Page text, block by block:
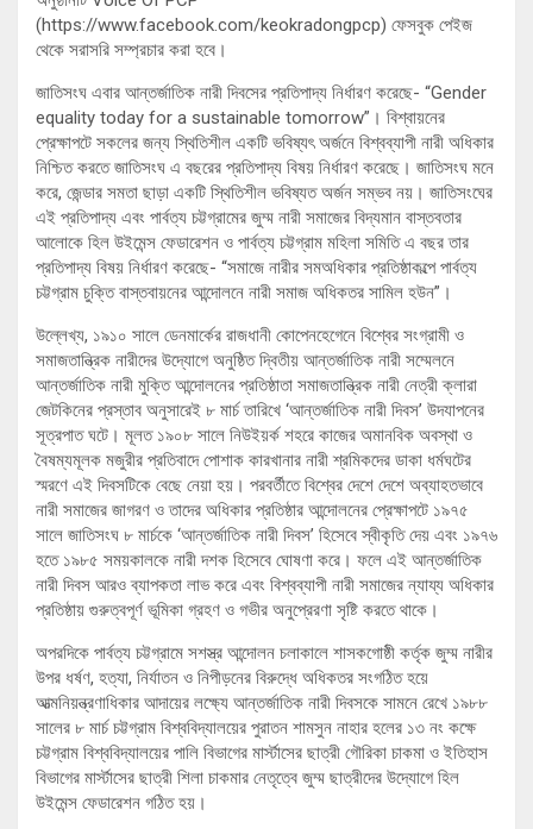
(https://www.facebook.com/keokradongpcp) ফেসবুক পেইজ
থেকে সরাসরি সম্প্রচার করা হবে।
জাতিসংঘ এবার আন্তর্জাতিক নারী দিবসের প্রতিপাদ্য নির্ধারণ করেছে- “Gender
equality today for a sustainable tomorrow”। বিশ্বায়নের
প্রেক্ষাপটে সকলের জন্য স্থিতিশীল একটি ভবিষ্যৎ অর্জনে বিশ্বব্যাপী নারী অধিকার
নিশ্চিত করতে জাতিসংঘ এ বছরের প্রতিপাদ্য বিষয় নির্ধারণ করেছে। জাতিসংঘ মনে
করে, জেন্ডার সমতা ছাড়া একটি স্থিতিশীল ভবিষ্যত অর্জন সম্ভব নয়। জাতিসংঘের
এই প্রতিপাদ্য এবং পার্বত্য চট্টগ্রামের জুম্ম নারী সমাজের বিদ্যমান বাস্তবতার
আলোকে হিল উইমেন্স ফেডারেশন ও পার্বত্য চট্টগ্রাম মহিলা সমিতি এ বছর তার
প্রতিপাদ্য বিষয় নির্ধারণ করেছে- “সমাজে নারীর সমঅধিকার প্রতিষ্ঠাকল্পে পার্বত্য
চট্টগ্রাম চুক্তি বাস্তবায়নের আন্দোলনে নারী সমাজ অধিকতর সামিল হউন”।
উল্লেখ্য, ১৯১০ সালে ডেনমার্কের রাজধানী কোপেনহেগেনে বিশ্বের সংগ্রামী ও
সমাজতান্ত্রিক নারীদের উদ্যোগে অনুষ্ঠিত দ্বিতীয় আন্তর্জাতিক নারী সম্মেলনে
আন্তর্জাতিক নারী মুক্তি আন্দোলনের প্রতিষ্ঠাতা সমাজতান্ত্রিক নারী নেত্রী ক্লারা
জেটকিনের প্রস্তাব অনুসারেই ৮ মার্চ তারিখে ‘আন্তর্জাতিক নারী দিবস’ উদযাপনের
সূত্রপাত ঘটে। মূলত ১৯০৮ সালে নিউইয়র্ক শহরে কাজের অমানবিক অবস্থা ও
বৈষম্যমূলক মজুরীর প্রতিবাদে পোশাক কারখানার নারী শ্রমিকদের ডাকা ধর্মঘটের
স্মরণে এই দিবসটিকে বেছে নেয়া হয়। পরবর্তীতে বিশ্বের দেশে দেশে অব্যাহতভাবে
নারী সমাজের জাগরণ ও তাদের অধিকার প্রতিষ্ঠার আন্দোলনের প্রেক্ষাপটে ১৯৭৫
সালে জাতিসংঘ ৮ মার্চকে ‘আন্তর্জাতিক নারী দিবস’ হিসেবে স্বীকৃতি দেয় এবং ১৯৭৬
হতে ১৯৮৫ সময়কালকে নারী দশক হিসেবে ঘোষণা করে। ফলে এই আন্তর্জাতিক
নারী দিবস আরও ব্যাপকতা লাভ করে এবং বিশ্বব্যাপী নারী সমাজের ন্যায্য অধিকার
প্রতিষ্ঠায় গুরুত্বপূর্ণ ভূমিকা গ্রহণ ও গভীর অনুপ্রেরণা সৃষ্টি করতে থাকে।
অপরদিকে পার্বত্য চট্টগ্রামে সশস্ত্র আন্দোলন চলাকালে শাসকগোষ্ঠী কর্তৃক জুম্ম নারীর
উপর ধর্ষণ, হত্যা, নির্যাতন ও নিপীড়নের বিরুদ্ধে অধিকতর সংগঠিত হয়ে
আত্মনিয়ন্ত্রণাধিকার আদায়ের লক্ষ্যে আন্তর্জাতিক নারী দিবসকে সামনে রেখে ১৯৮৮
সালের ৮ মার্চ চট্টগ্রাম বিশ্ববিদ্যালয়ের পুরাতন শামসুন নাহার হলের ১৩ নং কক্ষে
চট্টগ্রাম বিশ্ববিদ্যালয়ের পালি বিভাগের মার্স্টাসের ছাত্রী গৌরিকা চাকমা ও ইতিহাস
বিভাগের মার্স্টাসের ছাত্রী শিলা চাকমার নেতৃত্বে জুম্ম ছাত্রীদের উদ্যোগে হিল
উইমেন্স ফেডারেশন গঠিত হয়।